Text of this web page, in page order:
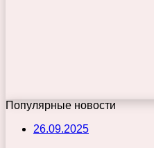
Популярные новости
26.09.2025